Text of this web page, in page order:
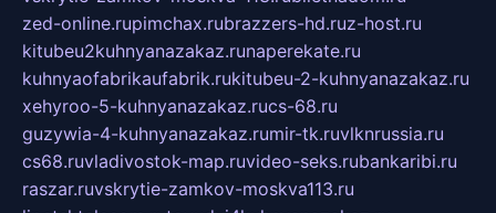
zed-online.rupimchax.rubrazzers-hd.ruz-host.ru
kitubeu2kuhnyanazakaz.runaperekate.ru
kuhnyaofabrikaufabrik.rukitubeu-2-kuhnyanazakaz.ru
xehyroo-5-kuhnyanazakaz.rucs-68.ru
guzywia-4-kuhnyanazakaz.rumir-tk.ruvlknrussia.ru
cs68.ruvladivostok-map.ruvideo-seks.rubankaribi.ru
raszar.ruvskrytie-zamkov-moskva113.ru